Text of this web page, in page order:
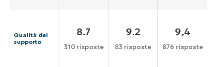
Qualità del
supporto
8.7
310 risposte
9.2
83 risposte
9,4
876 risposte